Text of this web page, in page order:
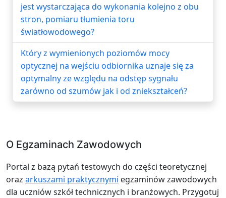
jest wystarczająca do wykonania kolejno z obu
stron, pomiaru tłumienia toru
światłowodowego?
Który z wymienionych poziomów mocy
optycznej na wejściu odbiornika uznaje się za
optymalny ze względu na odstęp sygnału
zarówno od szumów jak i od zniekształceń?
O Egzaminach Zawodowych
Portal z bazą pytań testowych do części teoretycznej
oraz arkuszami praktycznymi egzaminów zawodowych
dla uczniów szkół technicznych i branżowych. Przygotuj